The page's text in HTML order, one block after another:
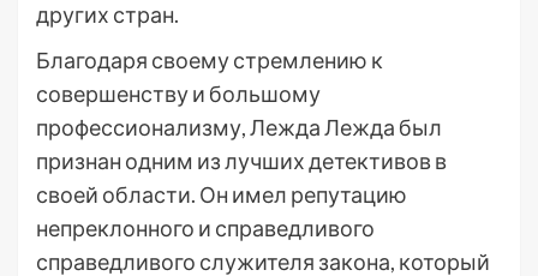
других стран.
Благодаря своему стремлению к
совершенству и большому
профессионализму, Лежда Лежда был
признан одним из лучших детективов в
своей области. Он имел репутацию
непреклонного и справедливого
справедливого служителя закона, который